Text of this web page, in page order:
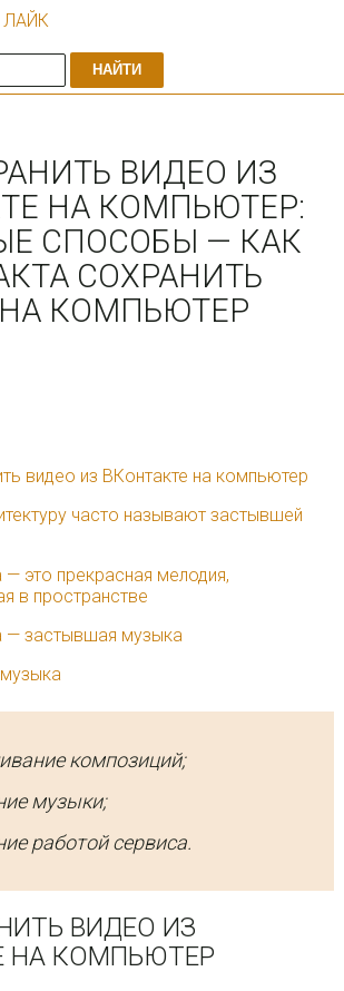
НАЙТИ
ВИДЕО ИЗ
НА КОМПЬЮТЕР:
СПОСОБЫ — КАК
СОХРАНИТЬ
КОМПЬЮТЕР
видео из ВКонтакте на компьютер
часто называют застывшей
— это прекрасная мелодия,
в пространстве
— застывшая музыка
композиций;
музыки;
работой сервиса.
ВИДЕО ИЗ
НА КОМПЬЮТЕР